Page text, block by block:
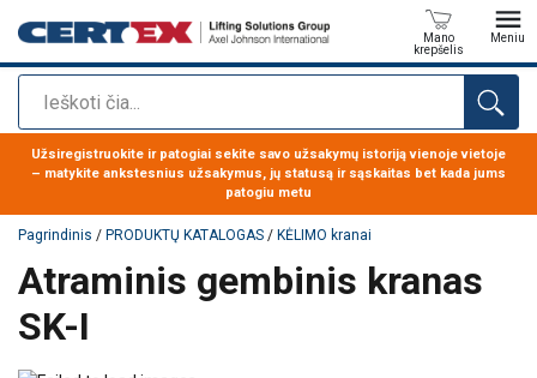
Paieška
Mano
krepšelis
Meniu
Produktas buvo pridėtas prie jūsų užklausos
Užsiregistruokite ir patogiai sekite savo užsakymų istoriją vienoje vietoje
– matykite ankstesnius užsakymus, jų statusą ir sąskaitas bet kada jums
patogiu metu
Pagrindinis / PRODUKTŲ KATALOGAS / KĖLIMO kranai
Atraminis gembinis kranas
SK-I